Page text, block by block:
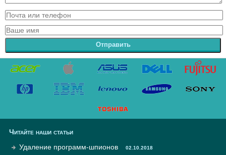
Отправить
Читайте наши статьи
Удаление программ-шпионов
02.10.2018